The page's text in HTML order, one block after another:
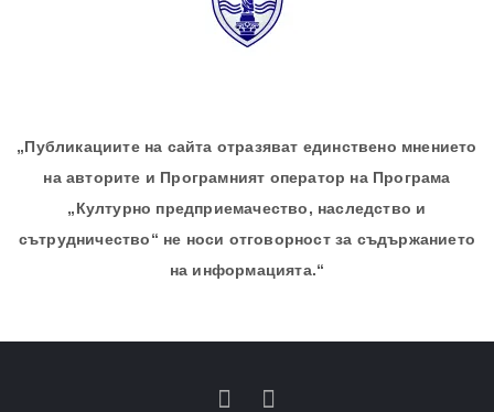
„Публикациите на сайта отразяват единствено мнението
на авторите и Програмният оператор на Програма
„Културно предприемачество, наследство и
сътрудничество“ не носи отговорност за съдържанието
на информацията.“